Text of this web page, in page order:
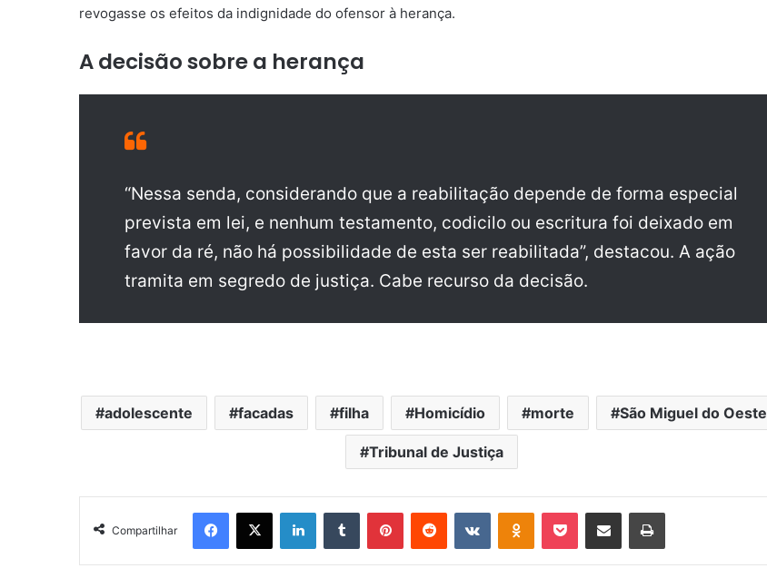
revogasse os efeitos da indignidade do ofensor à herança.
A decisão sobre a herança
“Nessa senda, considerando que a reabilitação depende de forma especial
prevista em lei, e nenhum testamento, codicilo ou escritura foi deixado em
favor da ré, não há possibilidade de esta ser reabilitada”, destacou. A ação
tramita em segredo de justiça. Cabe recurso da decisão.
adolescente facadas filha Homicídio morte São Miguel do Oeste
Tribunal de Justiça
Compartilhar